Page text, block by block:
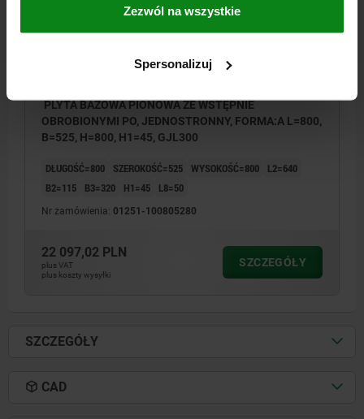
Zezwól na wszystkie
Spersonalizuj
PLYTA BAZOWA PIONOWA ZE WSTĘPNIE
OBROBIONYMI PO, JEDNOSTRONNY, FORMA:A L=800,
B=525, H=800, H1=45, GJL300
DŁUGOŚĆ=800 SZEROKOŚĆ=525 WYSOKOŚĆ=800
L2=640
B2=115
B3=320 H1=45 L8=50
Nr zamówienia: 01251-100805280
22 097,02 PLN
plus VAT
plus koszty wysyłki
SZCZEGÓŁY
SZCZEGÓŁY
CAD